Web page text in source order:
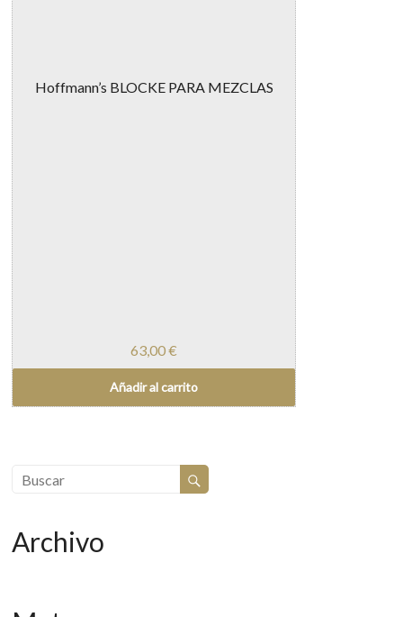
Hoffmann’s BLOCKE PARA MEZCLAS
63,00€
Añadir al carrito
Archivo